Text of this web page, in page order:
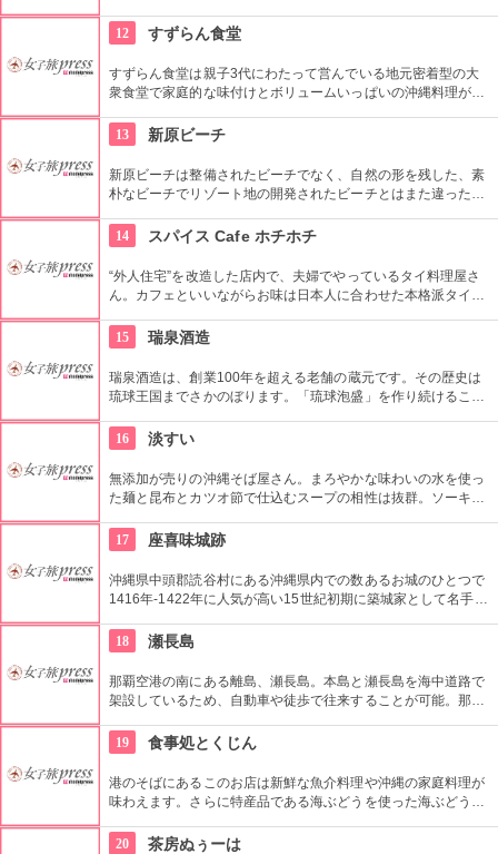
や若どり、豚たま、えびなど好みに合わせてチョイスできま
す。ソースは重くならないあっさり系、みずみずしいキャベツ
もスタンバイです。
12 すずらん食堂
すずらん食堂は親子3代にわたって営んでいる地元密着型の大
衆食堂で家庭的な味付けとボリュームいっぱいの沖縄料理が楽
13
新原ビーチ
新原ビーチは整備されたビーチでなく、自然の形を残した、素
朴なビーチでリゾート地の開発されたビーチとはまた違った楽
するのも楽しみ方の1つです。
14 スパイス Cafe ホチホチ
“外人住宅”を改造した店内で、夫婦でやっているタイ料理屋さ
ん。カフェといいながらお味は日本人に合わせた本格派タイ料
ず。1000円のランチには スープ、サラダ、ドリンクも 付いて
お得感◎。
15 瑞泉酒造
瑞泉酒造は、創業100年を超える老舗の蔵元です。その歴史は
琉球王国までさかのぼります。「琉球泡盛」を作り続けるこの
ています。またオンラインでの販売をしています。
16 淡すい
無添加が売りの沖縄そば屋さん。まろやかな味わいの水を使っ
た麺と昆布とカツオ節で仕込むスープの相性は抜群。ソーキは
がある器で出されるので最後まであつあつが味わえる。
17 座喜味城跡
沖縄県中頭郡読谷村にある沖縄県内での数あるお城のひとつで
1416年-1422年に人気が高い15世紀初期に築城家として名手だ
城センスに長けた様々な工夫がなされたことでも有名です。
18 瀬長島
那覇空港の南にある離島、瀬長島。本島と瀬長島を海中道路で
架設しているため、自動車や徒歩で往来することが可能。那覇
わう。夕日の名所としても有名で、夕日と飛行機が行き交う景
色は絶景。
19 食事処とくじん
港のそばにあるこのお店は新鮮な魚介料理や沖縄の家庭料理が
味わえます。さらに特産品である海ぶどうを使った海ぶどう
20
茶房ぬぅーは